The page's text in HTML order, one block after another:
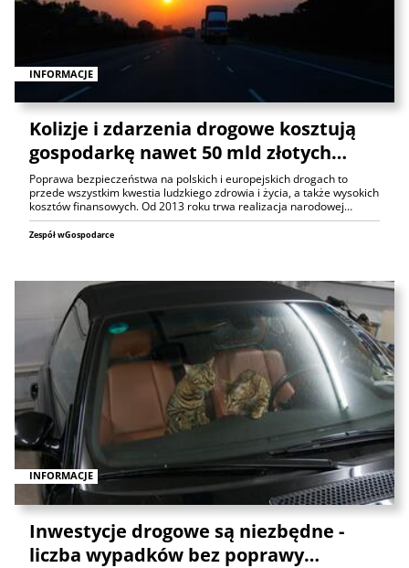
INFORMACJE
Kolizje i zdarzenia drogowe kosztują
gospodarkę nawet 50 mld złotych…
Poprawa bezpieczeństwa na polskich i europejskich drogach to
przede wszystkim kwestia ludzkiego zdrowia i życia, a także wysokich
kosztów finansowych. Od 2013 roku trwa realizacja narodowej…
Zespół wGospodarce
INFORMACJE
Inwestycje drogowe są niezbędne -
liczba wypadków bez poprawy…